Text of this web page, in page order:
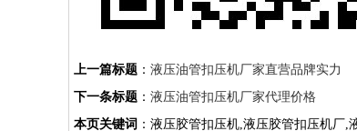
上一篇标题 ： 液压油管扣压机厂家直营品牌实力
下一条标题 ： 液压油管扣压机厂家代理价格
本页关键词 ：液压胶管扣压机,液压胶管扣压机厂